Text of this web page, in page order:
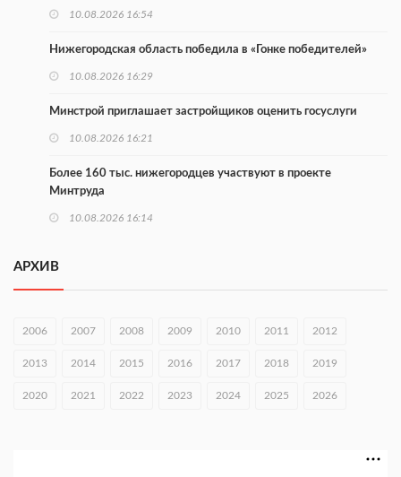
10.08.2026 16:54
Нижегородская область победила в «Гонке победителей»
10.08.2026 16:29
Минстрой приглашает застройщиков оценить госуслуги
10.08.2026 16:21
Более 160 тыс. нижегородцев участвуют в проекте
Минтруда
10.08.2026 16:14
АРХИВ
2006 2007 2008 2009 2010 2011 2012
2013 2014 2015 2016 2017 2018 2019
2020 2021 2022 2023 2024 2025 2026